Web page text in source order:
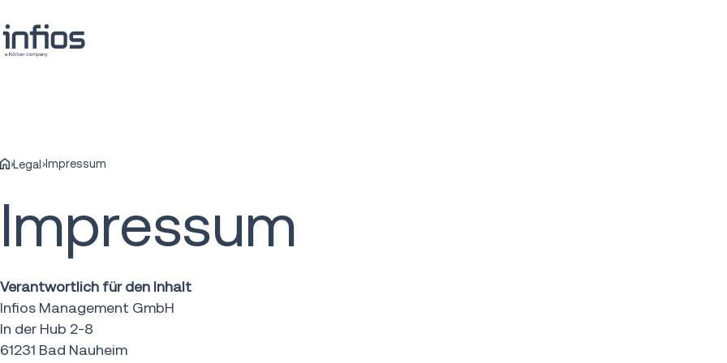
Legal Impressum
Impressum
Verantwortlich für den Inhalt
Infios Management GmbH
In der Hub 2-8
61231 Bad Nauheim